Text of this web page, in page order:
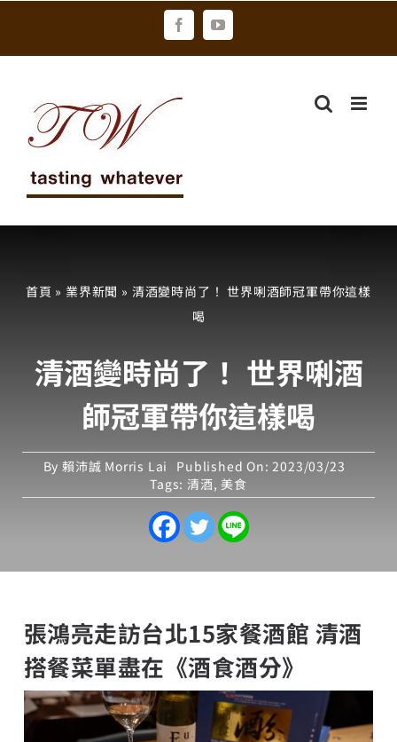
FacebookYouTube
首頁 » 業界新聞 » 清酒變時尚了！ 世界唎酒師冠軍帶你這樣
喝
清酒變時尚了！ 世界唎酒
師冠軍帶你這樣喝
By 賴沛誠 Morris Lai
Published On: 2023/03/23
Tags: 清酒, 美食
張鴻亮走訪台北15家餐酒館 清酒
搭餐菜單盡在《酒食酒分》